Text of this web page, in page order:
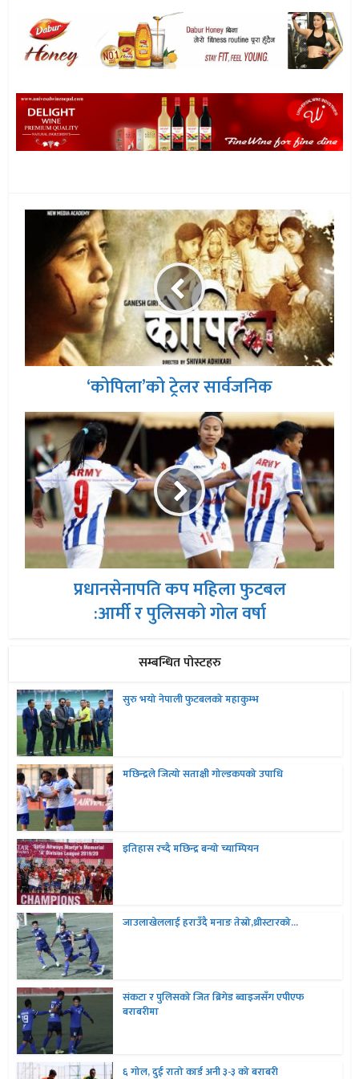
‘कोपिला’को ट्रेलर सार्वजनिक
प्रधानसेनापति कप महिला फुटबल
:आर्मी र पुलिसको गोल वर्षा
सम्बन्धित पोस्टहरु
सुरु भयो नेपाली फुटबलको महाकुम्भ
मछिन्द्रले जित्यो सताक्षी गोल्डकपको उपाधि
इतिहास रच्दै मछिन्द्र बन्यो च्याम्पियन
जाउलाखेललाई हराउँदै मनाङ तेस्रो,थ्रीस्टारको...
संकटा र पुलिसको जित ब्रिगेड ब्वाइजसँग एपीएफ
बराबरीमा
६ गोल, दुई रातो कार्ड अनी ३-३ को बराबरी